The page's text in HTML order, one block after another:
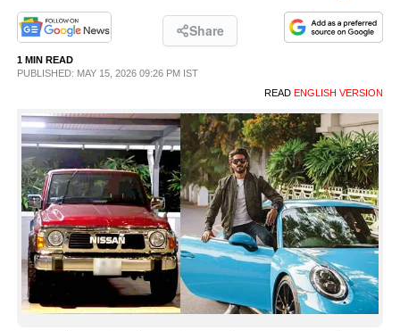
PHOTOS
LIFESTYLE
SPIRITUAL
INFO+
ART
ASTRO
Share
1 MIN READ
PUBLISHED: MAY 15, 2026 09:26 PM IST
READ ENGLISH VERSION